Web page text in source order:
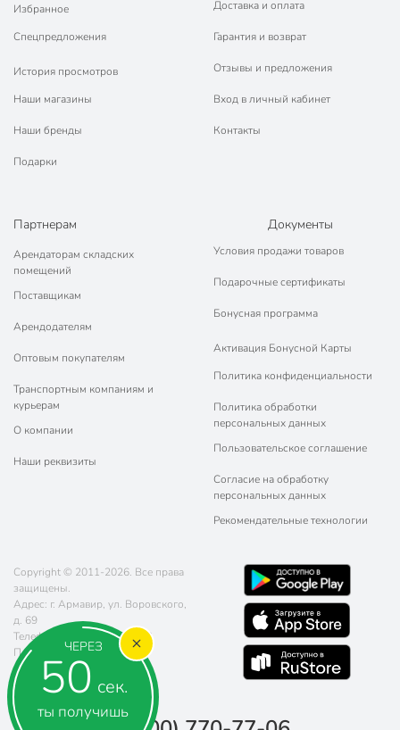
ЧЕРЕЗ
49 сек.
ты получишь
Заказ можно оставить на сайте или по телелефону8 (800) 770-77-
выбором, расскажут о сроках и порядке получения товаров.
Избранное
Спецпредложения
История просмотров
Наши магазины
Наши бренды
Подарки
Доставка и оплата
Гарантия и возврат
Отзывы и предложения
Вход в личный кабинет
Контакты
Партнерам
Арендаторам складских
помещений
Поставщикам
Арендодателям
Оптовым покупателям
Транспортным компаниям и
курьерам
О компании
Наши реквизиты
Документы
Условия продажи товаров
Подарочные сертификаты
Бонусная программа
Активация Бонусной Карты
Политика конфиденциальности
Политика обработки
персональных данных
Пользовательское соглашение
Согласие на обработку
персональных данных
Рекомендательные технологии
Copyright © 2011-2026. Все права
защищены.
Адрес: г. Армавир, ул. Воровского,
д. 69
Телефон:
8 (800) 770-77-06
Почта:
sales@poryadok.ru